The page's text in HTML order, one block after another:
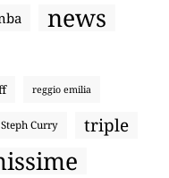
news
reggio emilia
Steph Curry triple